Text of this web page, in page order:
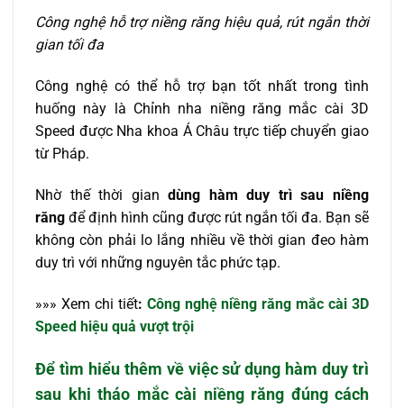
Công nghệ hỗ trợ niềng răng hiệu quả, rút ngắn thời
gian tối đa
Công nghệ có thể hỗ trợ bạn tốt nhất trong tình
huống này là Chỉnh nha niềng răng mắc cài 3D
Speed được Nha khoa Á Châu trực tiếp chuyển giao
từ Pháp.
Nhờ thế thời giandùng hàm duy trì sau niềng
răng để định hình cũng được rút ngắn tối đa. Bạn sẽ
không còn phải lo lắng nhiều về thời gian đeo hàm
duy trì với những nguyên tắc phức tạp.
»»» Xem chi tiết: Công nghệ niềng răng mắc cài 3D
Speed hiệu quả vượt trội
Để tìm hiểu thêm về việc sử dụng hàm duy trì
sau khi tháo mắc cài niềng răng đúng cách